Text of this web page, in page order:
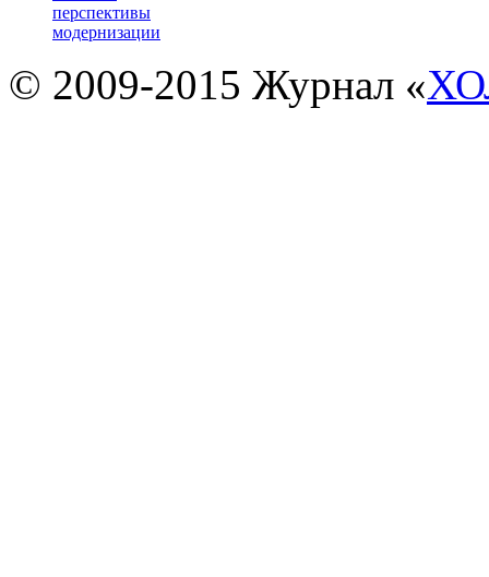
перспективы
модернизации
© 2009-2015 Журнал «